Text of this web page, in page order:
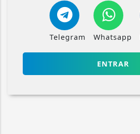
Telegram Whatsapp
ENTRAR